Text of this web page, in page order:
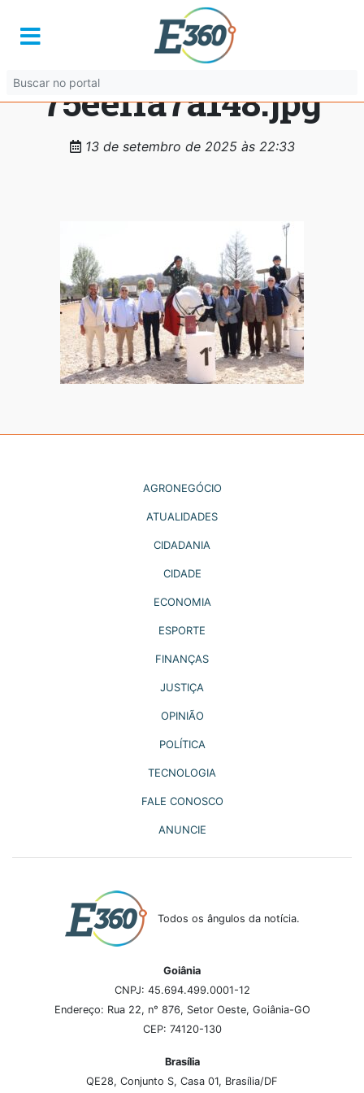
a72926f9-d76b-
4f78-ab38-
75eeffa7a148.jpg
13 de setembro de 2025 às 22:33
AGRONEGÓCIO
ATUALIDADES
CIDADANIA
CIDADE
ECONOMIA
ESPORTE
FINANÇAS
JUSTIÇA
OPINIÃO
POLÍTICA
TECNOLOGIA
FALE CONOSCO
ANUNCIE
Todos os ângulos da notícia.
Goiânia
CNPJ: 45.694.499.0001-12
Endereço: Rua 22, n° 876, Setor Oeste, Goiânia-GO
CEP: 74120-130
Brasília
QE28, Conjunto S, Casa 01, Brasília/DF